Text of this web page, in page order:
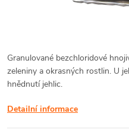
Granulované bezchloridové
zeleniny a okrasných rostlin. U
hnědnutí jehlic.
Detailní informace